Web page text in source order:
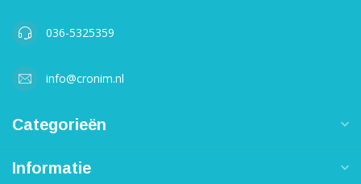
036-5325359
info@cronim.nl
Categorieën
Informatie